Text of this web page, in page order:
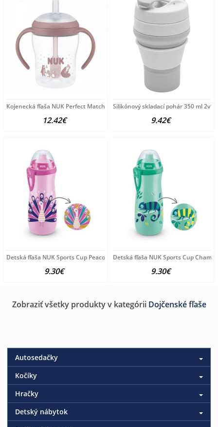
Kojenecká fľaša NUK Perfect Match na učenie so
12.42€
Silikónový skladací pohár 350 ml 2v1
9.42€
Detská fľaša NUK Sports Cup Peacock 450 ml ružová
9.30€
Detská fľaša NUK Sports Cup
9.30€
Zobraziť všetky produkty v kategórii Dojčenské fľaše
Autosedačky
Kočíky
Hračky
Detský nábytok